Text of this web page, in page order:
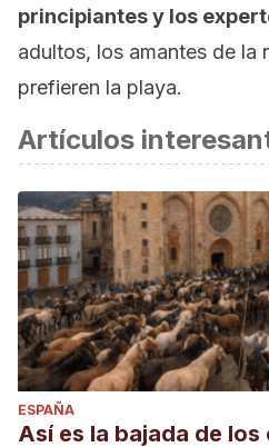
principiantes y los
adultos, los amantes de la
prefieren la playa.
Artículos
ESPAÑA
Así es la bajada de los